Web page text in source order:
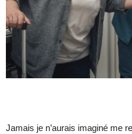
Jamais je n’aurais imaginé me